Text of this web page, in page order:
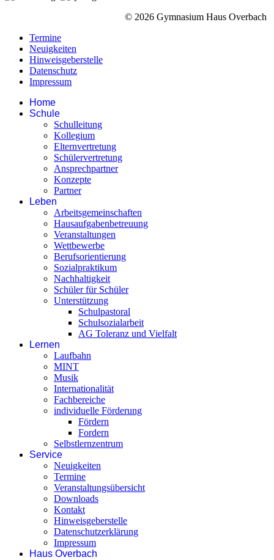
© 2026 Gymnasium Haus Overbach
Termine
Neuigkeiten
Hinweisgeberstelle
Datenschutz
Impressum
Home
Schule
Schulleitung
Kollegium
Elternvertretung
Schülervertretung
Ansprechpartner
Konzepte
Partner
Leben
Arbeitsgemeinschaften
Hausaufgabenbetreuung
Veranstaltungen
Wettbewerbe
Berufsorientierung
Sozialpraktikum
Nachhaltigkeit
Schüler für Schüler
Unterstützung
Schulpastoral
Schulsozialarbeit
AG Toleranz und Vielfalt
Lernen
Laufbahn
MINT
Musik
Internationalität
Fachbereiche
individuelle Förderung
Fördern
Fordern
Selbstlernzentrum
Service
Neuigkeiten
Termine
Veranstaltungsübersicht
Downloads
Kontakt
Hinweisgeberstelle
Datenschutzerklärung
Impressum
Haus Overbach